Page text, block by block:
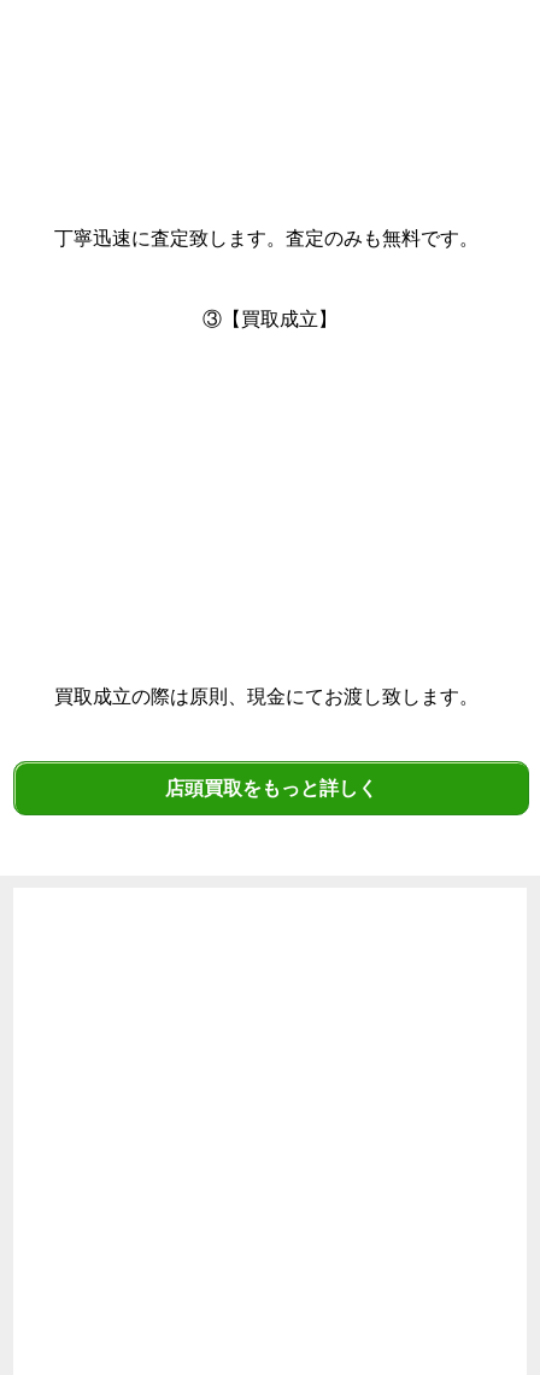
丁寧迅速に査定致します。査定のみも無料です。
③【買取成立】
買取成立の際は原則、現金にてお渡し致します。
店頭買取をもっと詳しく